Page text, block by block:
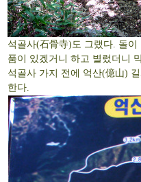
석골사(石骨寺)도 그랬다. 돌
품이 있겠거니 하고 별렀더니
석골사 가지 전에 억산(億山)
한다.